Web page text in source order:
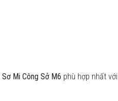
Sơ Mi Công Sở M6 phù hợp nhất với